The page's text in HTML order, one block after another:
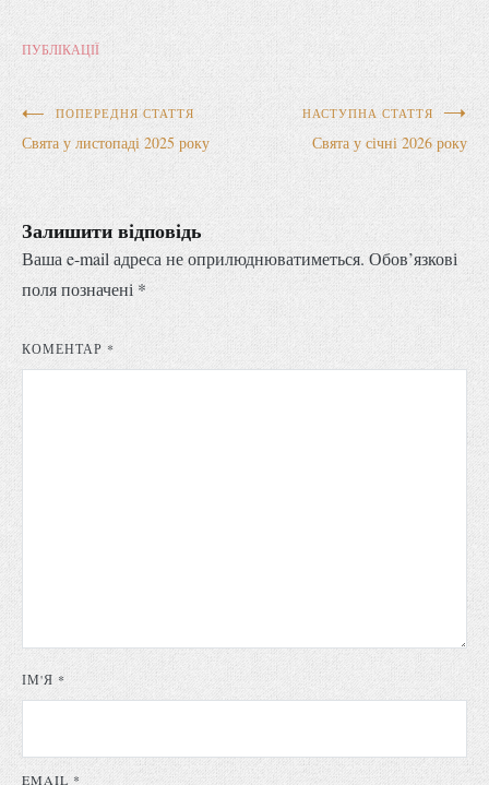
ПУБЛІКАЦІЇ
Навігація
записів
ПОПЕРЕДНЯ СТАТТЯ
Свята у листопаді 2025 року
НАСТУПНА СТАТТЯ
Свята у січні 2026 року
Залишити відповідь
Ваша e-mail адреса не оприлюднюватиметься. Обов’язкові
поля позначені *
КОМЕНТАР *
ІМ'Я *
EMAIL *